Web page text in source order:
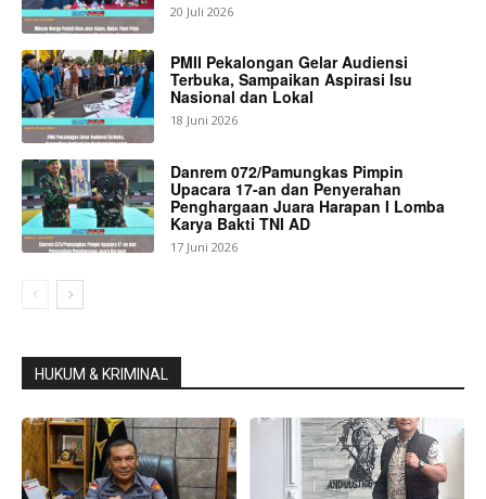
20 Juli 2026
PMII Pekalongan Gelar Audiensi
Terbuka, Sampaikan Aspirasi Isu
Nasional dan Lokal
18 Juni 2026
Danrem 072/Pamungkas Pimpin
Upacara 17-an dan Penyerahan
Penghargaan Juara Harapan I Lomba
Karya Bakti TNI AD
17 Juni 2026
HUKUM & KRIMINAL